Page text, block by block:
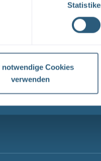
notwendige Cookies
verwenden
AKTUELLES
Überblick: Alle